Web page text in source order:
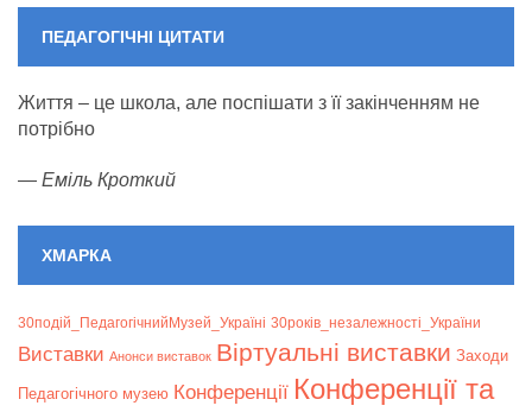
ПЕДАГОГІЧНІ ЦИТАТИ
Життя – це школа, але поспішати з її закінченням не
потрібно
— Еміль Кроткий
ХМАРКА
30подій_ПедагогічнийМузей_Україні 30років_незалежності_України
Bиставки Анонси виставок Віртуальні виставки Заходи
Педагогічного музею Конференції Конференції та